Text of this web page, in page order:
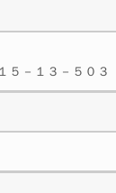
５－１３－５０３